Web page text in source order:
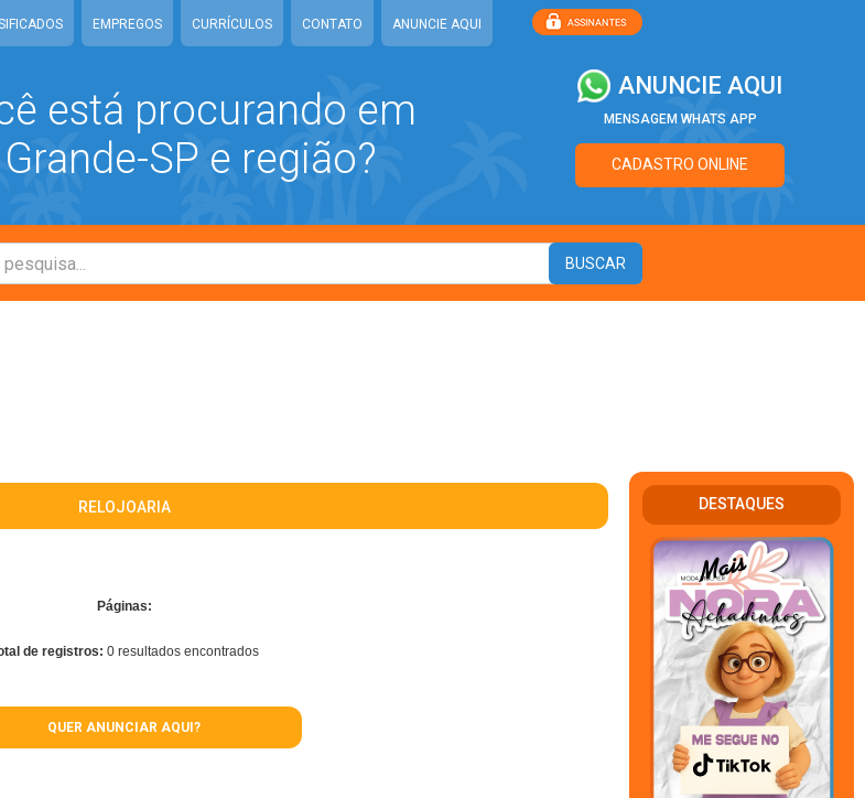
EMPREGOS CURRÍCULOS CONTATO ANUNCIE AQUI
está procurando em
SP e região?
ANUNCIE AQUI
MENSAGEM WHATS APP
CADASTRO ONLINE
RELOJOARIA
Páginas:
de registros: 0 resultados encontrados
QUER ANUNCIAR AQUI?
DESTAQUES